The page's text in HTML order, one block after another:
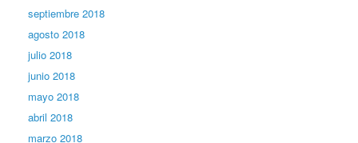
septiembre 2018
agosto 2018
julio 2018
junio 2018
mayo 2018
abril 2018
marzo 2018